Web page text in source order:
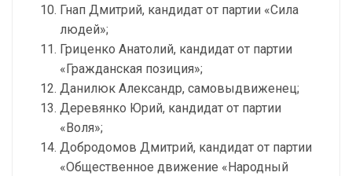
Гнап Дмитрий, кандидат от партии «Сила
людей»;
Гриценко Анатолий, кандидат от партии
«Гражданская позиция»;
Данилюк Александр, самовыдвиженец;
Деревянко Юрий, кандидат от партии
«Воля»;
Добродомов Дмитрий, кандидат от партии
«Общественное движение «Народный